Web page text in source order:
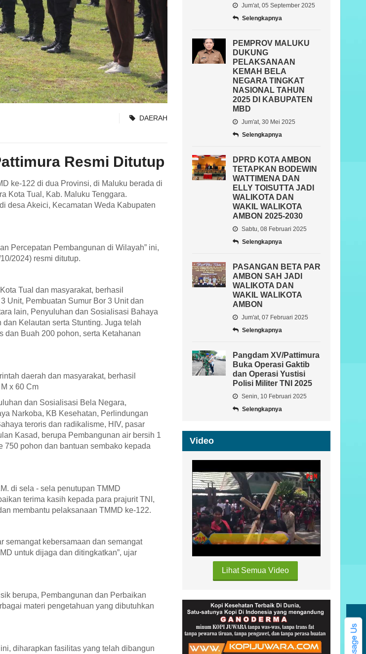
DAERAH
Resmi Ditutup
ke-122 di dua Provinsi, di Maluku berada di
Kota Tual, Kab. Maluku Tenggara.
desa Akeici, Kecamatan Weda Kabupaten
Percepatan Pembangunan di Wilayah” ini,
2024) resmi ditutup.
Tual dan masyarakat, berhasil
Unit, Pembuatan Sumur Bor 3 Unit dan
lain, Penyuluhan dan Sosialisasi Bahaya
Kelautan serta Stunting. Juga telah
dan Buah 200 pohon, serta Ketahanan
daerah dan masyarakat, berhasil
x 60 Cm
dan Sosialisasi Bela Negara,
Narkoba, KB Kesehatan, Perlindungan
teroris dan radikalisme, HIV, pasar
Kasad, berupa Pembangunan air bersih 1
pohon dan bantuan sembako kepada
di sela - sela penutupan TMMD
terima kasih kepada para prajurit TNI,
membantu pelaksanaan TMMD ke-122.
semangat kebersamaan dan semangat
untuk dijaga dan ditingkatkan”, ujar
berupa, Pembangunan dan Perbaikan
materi pengetahuan yang dibutuhkan
diharapkan fasilitas yang telah dibangun
Jum'at, 05 September 2025
Selengkapnya
PEMPROV MALUKU
DUKUNG
PELAKSANAAN
KEMAH BELA
NEGARA TINGKAT
NASIONAL TAHUN
2025 DI KABUPATEN
MBD
Jum'at, 30 Mei 2025
Selengkapnya
DPRD KOTA AMBON
TETAPKAN BODEWIN
WATTIMENA DAN
ELLY TOISUTTA JADI
WALIKOTA DAN
WAKIL WALIKOTA
AMBON 2025-2030
Sabtu, 08 Februari 2025
Selengkapnya
PASANGAN BETA PAR
AMBON SAH JADI
WALIKOTA DAN
WAKIL WALIKOTA
AMBON
Jum'at, 07 Februari 2025
Selengkapnya
Pangdam XV/Pattimura
Buka Operasi Gaktib
dan Operasi Yustisi
Polisi Militer TNI 2025
Senin, 10 Februari 2025
Selengkapnya
Video
Lihat Semua Video
Kategori